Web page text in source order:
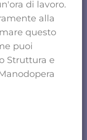
di lavoro.
alla
questo
puoi
Struttura e